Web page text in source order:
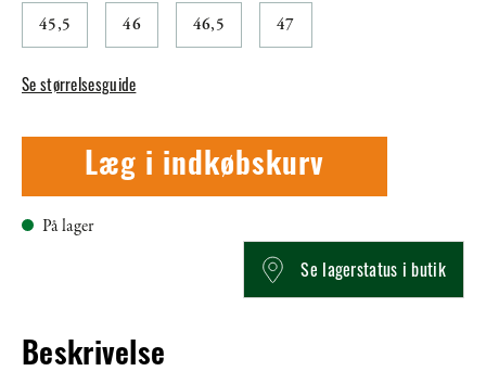
45,5 46 46,5 47
Se størrelsesguide
Læg i indkøbskurv
På lager
Se lagerstatus i butik
Beskrivelse